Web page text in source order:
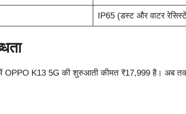
IP65 (डस्ट और वाटर
में OPPO K13 5G की शुरुआती कीमत ₹17,999 है। अब